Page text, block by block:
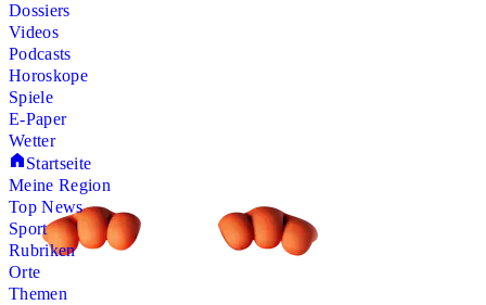
Dossiers
Videos
Podcasts
Horoskope
Spiele
E-Paper
Wetter
Startseite
Meine Region
Top News
Sport
Rubriken
Orte
Themen